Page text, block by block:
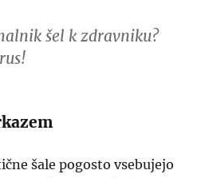
šel k zdravniku?
šale pogosto vsebujejo